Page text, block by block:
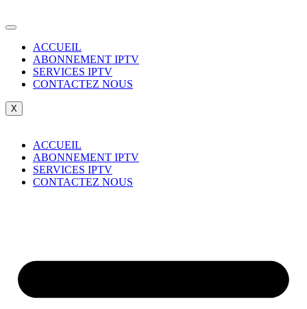
to
ACCUEIL
ABONNEMENT IPTV
SERVICES IPTV
CONTACTEZ NOUS
X
ACCUEIL
ABONNEMENT IPTV
SERVICES IPTV
CONTACTEZ NOUS